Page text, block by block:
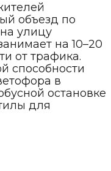
объезд по
улицу
на 10–20
от трафика.
способности
в
остановке
для